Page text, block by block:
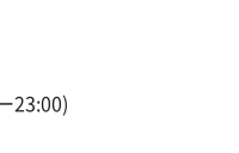
23:00)